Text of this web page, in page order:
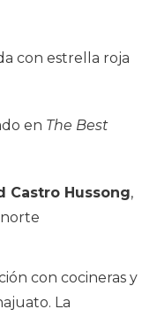
con estrella roja
en The Best
Castro Hussong,
con cocineras y
La